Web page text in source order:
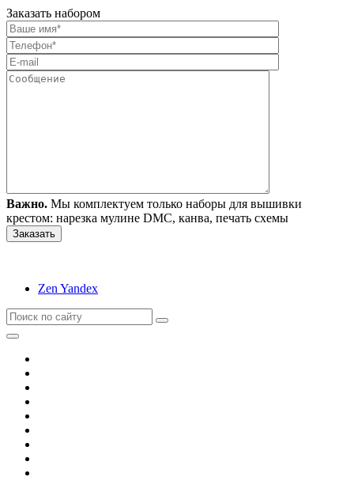
Заказать набором
Важно. Мы комплектуем только наборы для вышивки
крестом: нарезка мулине DMC, канва, печать схемы
Zen Yandex